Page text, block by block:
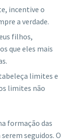
incentive o
a verdade.
filhos,
que eles mais
limites e
limites não
formação das
seguidos. O